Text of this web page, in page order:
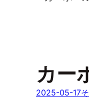
カー
2025-05-17